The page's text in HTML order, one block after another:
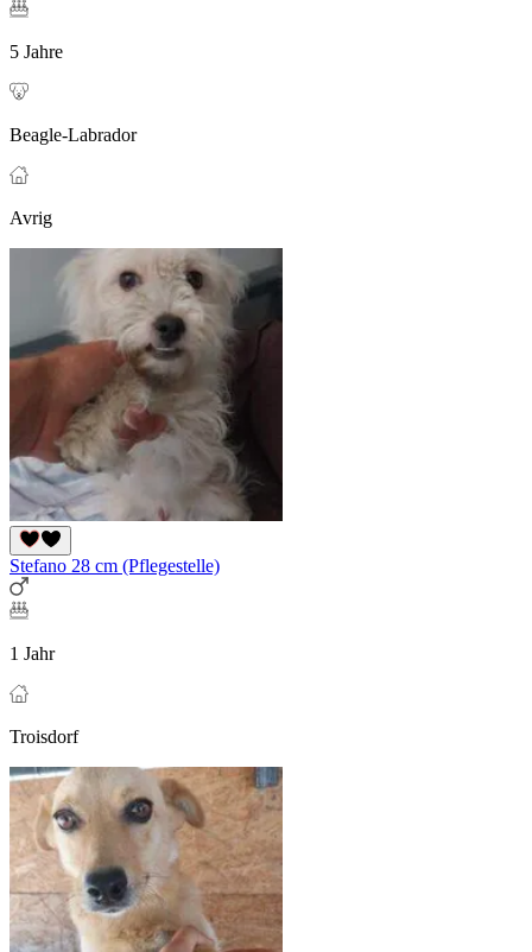
5 Jahre
Beagle-Labrador
Avrig
Stefano 28 cm (Pflegestelle)
1 Jahr
Troisdorf